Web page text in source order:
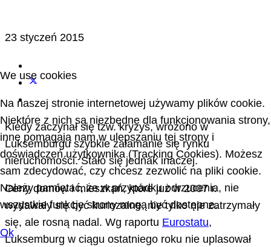
23 styczeń 2015
Kiedy zaczynał się tzw. kryzys, wróżono w
Luksemburgu szybkie załamanie się rynku
nieruchomości. Stało się jednak inaczej.
Ceny domów i mieszkań, które już w 2007 r.
wydawały się być kuriozalne, nie tylko nie zatrzymały
się, ale rosną nadal. Wg raportu Eurostatu,
Luksemburg w ciągu ostatniego roku nie uplasował
We use cookies
Na naszej stronie internetowej używamy plików cookie.
Niektóre z nich są niezbędne dla funkcjonowania strony,
inne pomagają nam w ulepszaniu tej strony i
doświadczeń użytkownika (Tracking Cookies). Możesz
sam zdecydować, czy chcesz zezwolić na pliki cookie.
Należy pamiętać, że w przypadku odrzucenia, nie
wszystkie funkcje strony mogą być dostępne.
Ok